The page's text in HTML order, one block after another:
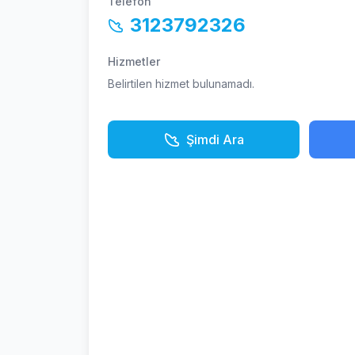
3123792326
Hizmetler
Belirtilen hizmet bulunamadı.
Şimdi Ara